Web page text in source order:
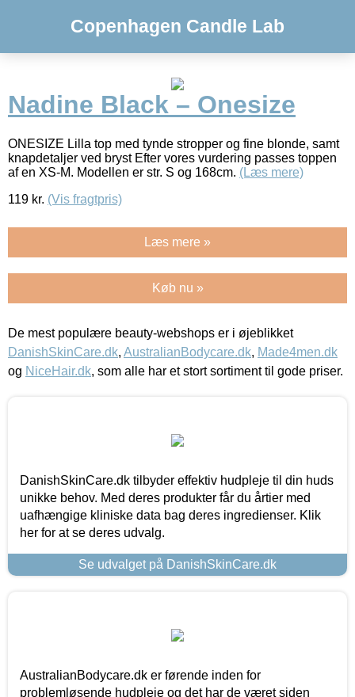
Copenhagen Candle Lab
Nadine Black – Onesize
ONESIZE Lilla top med tynde stropper og fine blonde, samt
knapdetaljer ved bryst Efter vores vurdering passes toppen
af en XS-M. Modellen er str. S og 168cm. (Læs mere)
119 kr. (Vis fragtpris)
Læs mere »
Køb nu »
De mest populære beauty-webshops er i øjeblikket
DanishSkinCare.dk, AustralianBodycare.dk, Made4men.dk
og NiceHair.dk, som alle har et stort sortiment til gode priser.
DanishSkinCare.dk tilbyder effektiv hudpleje til din huds
unikke behov. Med deres produkter får du årtier med
uafhængige kliniske data bag deres ingredienser. Klik
her for at se deres udvalg.
Se udvalget på DanishSkinCare.dk
AustralianBodycare.dk er førende inden for
problemløsende hudpleje og det har de været siden